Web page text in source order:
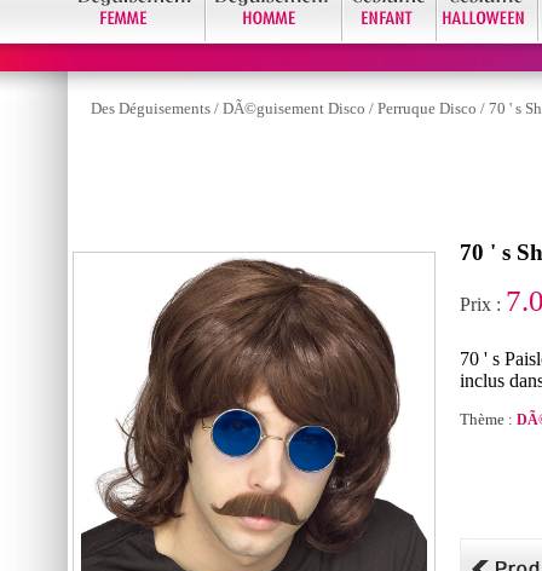
Des Déguisements / DÃ©guisement Disco / Perruque Disco / 70 ' s
70 ' s
Prix :
70 ' s
inclus
Thème :